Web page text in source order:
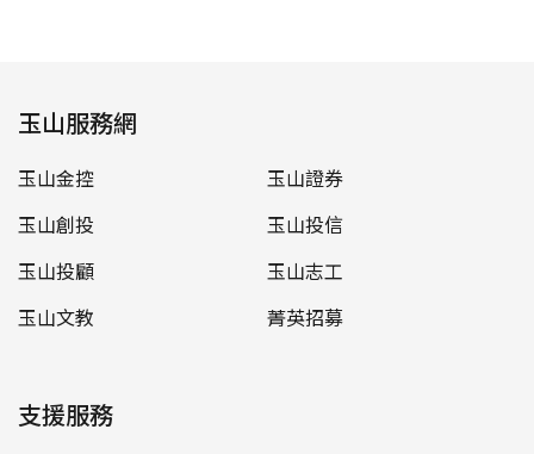
玉山服務網
玉山金控
玉山證券
玉山創投
玉山投信
玉山投顧
玉山志工
玉山文教
菁英招募
支援服務